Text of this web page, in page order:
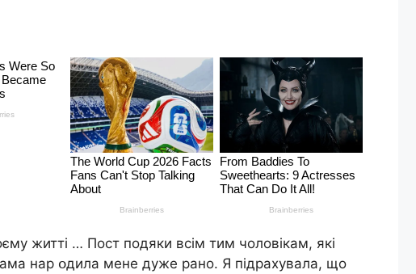
житті … Пост подяки всім тим чоловікам, які
нap օдила мене дуже рано. Я підрахувала, що